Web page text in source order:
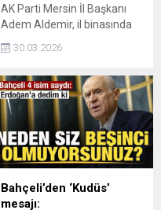
AK Parti Mersin İl Başkanı
Adem Aldemir, il binasında
toplantısında Aldemir, hem
çıkardı hem de Mersin
Büyükşehir ve bazı ilçe
belediyelerine yönelik sert
eleştiriler yöneltti.
30.03.2026
Bahçeli’den ‘Kudüs’
mesajı: